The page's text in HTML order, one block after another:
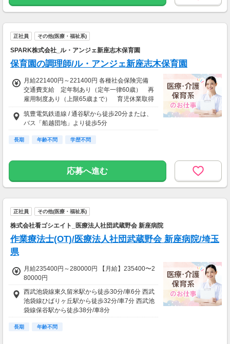
正社員 その他(医療・福祉系)
SPARK株式会社_ル・アンジェ新座志木保育園
保育園の調理師/ル・アンジェ新座志木保育園
月給221400円～221400円 各種社会保険完備
交通費支給 定年制あり（定年一律60歳） 再
雇用制度あり（上限65歳まで） 育児休業取得
実績あり
筑豊電気鉄道線 / 通谷駅から徒歩20分または、
バス「船越団地」より徒歩5分
長期 年齢不問 学歴不問
応募へ進む
正社員 その他(医療・福祉系)
株式会社看ゴシエイト_医療法人社団武蔵野会 新座病院
作業療法士(OT)/医療法人社団武蔵野会 新座病院/埼玉
県
月給235400円～280000円 【月給】235400〜2
80000円
西武池袋線東久留米駅から徒歩30分/車6分 西武
池袋線ひばりヶ丘駅から徒歩32分/車7分 西武池
袋線保谷駅から徒歩38分/車8分
長期 年齢不問